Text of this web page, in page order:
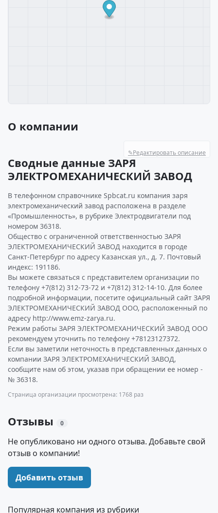
О компании
✎Редактировать описание
Сводные данные ЗАРЯ
ЭЛЕКТРОМЕХАНИЧЕСКИЙ ЗАВОД
В телефонном справочнике Spbcat.ru компания заря
электромеханический завод расположена в разделе
«Промышленность», в рубрике Электродвигатели под
номером 36318.
Общество с ограниченной ответственностью ЗАРЯ
ЭЛЕКТРОМЕХАНИЧЕСКИЙ ЗАВОД находится в городе
Санкт-Петербург по адресу Казанская ул., д. 7. Почтовый
индекс: 191186.
Вы можете связаться с представителем организации по
телефону +7(812) 312-73-72 и +7(812) 312-14-10. Для более
подробной информации, посетите официальный сайт ЗАРЯ
ЭЛЕКТРОМЕХАНИЧЕСКИЙ ЗАВОД ООО, расположенный по
адресу http://www.emz-zarya.ru.
Режим работы ЗАРЯ ЭЛЕКТРОМЕХАНИЧЕСКИЙ ЗАВОД ООО
рекомендуем уточнить по телефону +78123127372.
Если вы заметили неточность в представленных данных о
компании ЗАРЯ ЭЛЕКТРОМЕХАНИЧЕСКИЙ ЗАВОД,
сообщите нам об этом, указав при обращении ее номер -
№ 36318.
Страница организации просмотрена: 1768 раз
Отзывы 0
Не опубликовано ни одного отзыва. Добавьте свой
отзыв о компании!
Добавить отзыв
Популярная компания из рубрики